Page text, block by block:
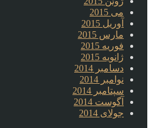
می 2015
آوریل 2015
مارس 2015
فوریه 2015
ژانویه 2015
دسامبر 2014
نوامبر 2014
سپتامبر 2014
آگوست 2014
جولای 2014